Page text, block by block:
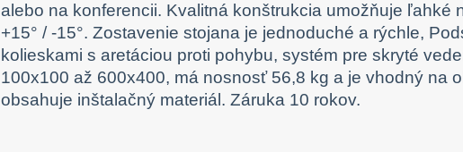
alebo na konferencii. Kvalitná konštrukcia umožňuje
+15° / -15°. Zostavenie stojana je jednoduché a rýchle,
kolieskami s aretáciou proti pohybu, systém pre skryté
100x100 až 600x400, má nosnosť 56,8 kg a je vhodný na
obsahuje inštalačný materiál. Záruka 10 rokov.